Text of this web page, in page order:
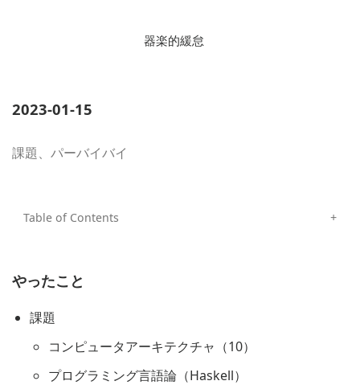
器楽的緩怠
2023-01-15
課題、パーバイバイ
やったこと
課題
コンピュータアーキテクチャ（10）
プログラミング言語論（Haskell）